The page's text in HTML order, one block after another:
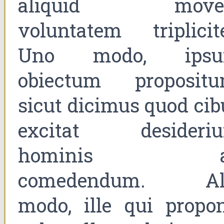
aliquid
voluntatem
Uno modo,
obiectum
sicut dicimus quod
excitat
hominis
comedendum.
modo, ille qui